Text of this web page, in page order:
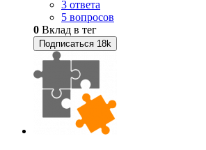
3 ответа
5 вопросов
0 Вклад в тег
Подписаться 18k